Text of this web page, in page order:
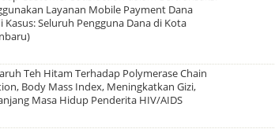
Layanan Mobile Payment Dana
Kasus: Seluruh Pengguna Dana di Kota
Teh Hitam Terhadap Polymerase Chain
Body Mass Index, Meningkatkan Gizi,
Masa Hidup Penderita HIV/AIDS